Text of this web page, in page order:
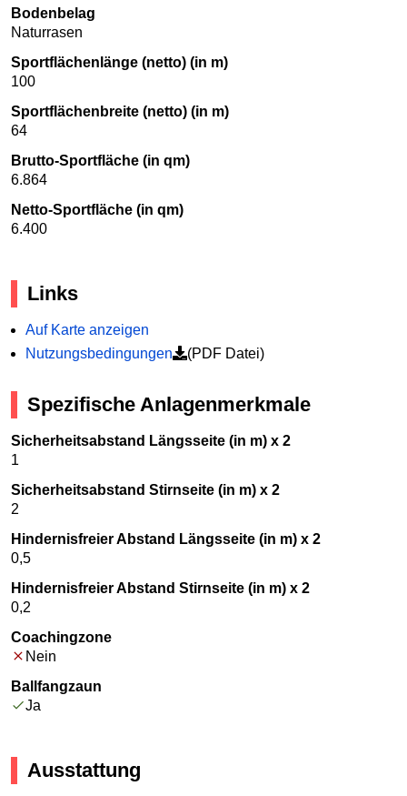
Bodenbelag
Naturrasen
Sportflächenlänge (netto) (in m)
100
Sportflächenbreite (netto) (in m)
64
Brutto-Sportfläche (in qm)
6.864
Netto-Sportfläche (in qm)
6.400
Links
Auf Karte anzeigen
Nutzungsbedingungen
(PDF Datei)
Spezifische Anlagenmerkmale
Sicherheitsabstand Längsseite (in m) x 2
1
Sicherheitsabstand Stirnseite (in m) x 2
2
Hindernisfreier Abstand Längsseite (in m) x 2
0,5
Hindernisfreier Abstand Stirnseite (in m) x 2
0,2
Coachingzone
Nein
Ballfangzaun
Ja
Ausstattung